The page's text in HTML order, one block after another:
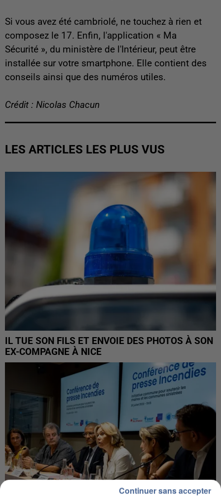
Si vous avez été cambriolé, ne touchez à rien et
composez le 17. Enfin, l'application « Ma
Sécurité », du ministère de l'Intérieur, peut être
installée sur votre smartphone. Elle contient des
conseils ainsi que des numéros utiles.
Crédit : Nicolas Chacun
LES ARTICLES LES PLUS VUS
IL TUE SON FILS ET ENVOIE DES PHOTOS À SON
EX-COMPAGNE À NICE
Continuer sans accepter